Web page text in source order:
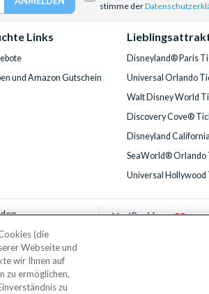
stimme der
Links
und Amazon Gutschein
Disneyland® Paris
Universal Orlando
Walt Disney World
Discovery Cove®
Disneyland
SeaWorld® Orlando
Universal Hollywood
2002 - 2026
2 Lower Mortlake Road, Richmond, United
(die
Webseite und
wir Ihnen auf
zu ermöglichen,
zu